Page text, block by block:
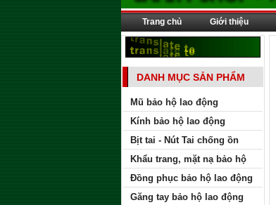
Trang chủ Giới thiệu
DANH MỤC SẢN PHẨM
Mũ bảo hộ lao động
Kính bảo hộ lao động
Bịt tai - Nút Tai chống ồn
Khẩu trang, mặt nạ bảo hộ
Đồng phục bảo hộ lao động
Găng tay bảo hộ lao động